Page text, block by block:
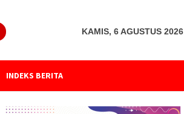
KAMIS, 6 AGUSTUS 2026
INDEKS BERITA